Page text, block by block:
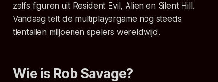
zelfs figuren uit Resident Evil, Alien en Silent Hill.
Vandaag telt de multiplayergame nog steeds
tientallen miljoenen spelers wereldwijd.
Wie is Rob Savage?